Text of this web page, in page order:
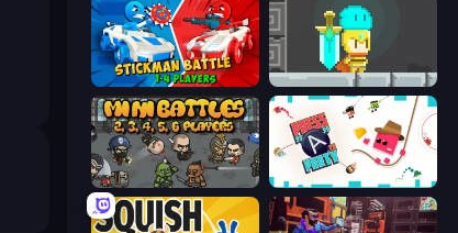
Stickman battle 1-4 Players Radiance Hearts
MiniBattles Press A to Party